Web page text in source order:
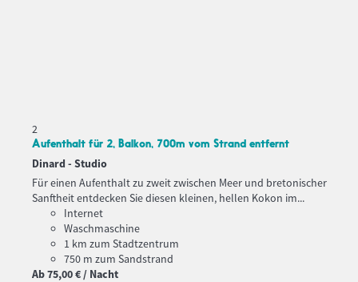
2
Aufenthalt für 2, Balkon, 700m vom Strand entfernt
Dinard - Studio
Für einen Aufenthalt zu zweit zwischen Meer und bretonischer
Sanftheit entdecken Sie diesen kleinen, hellen Kokon im...
Internet
Waschmaschine
1 km zum Stadtzentrum
750 m zum Sandstrand
Ab75,00 € / Nacht